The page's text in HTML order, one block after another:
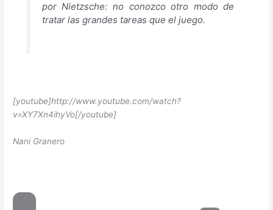
por Nietzsche: no conozco otro modo de
tratar las grandes tareas que el juego.
[youtube]http://www.youtube.com/watch?
v=XY7Xn4ihyVo[/youtube]
Nani Granero